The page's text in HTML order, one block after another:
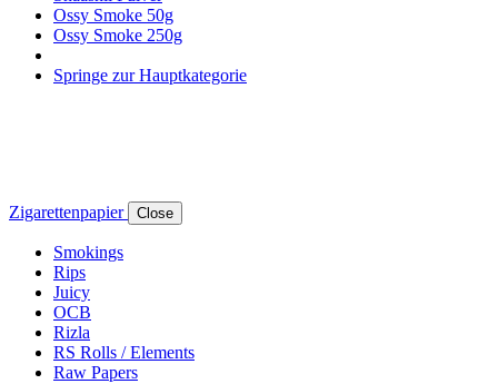
Ossy Smoke 50g
Ossy Smoke 250g
Springe zur Hauptkategorie
Zigarettenpapier Close
Smokings
Rips
Juicy
OCB
Rizla
RS Rolls / Elements
Raw Papers